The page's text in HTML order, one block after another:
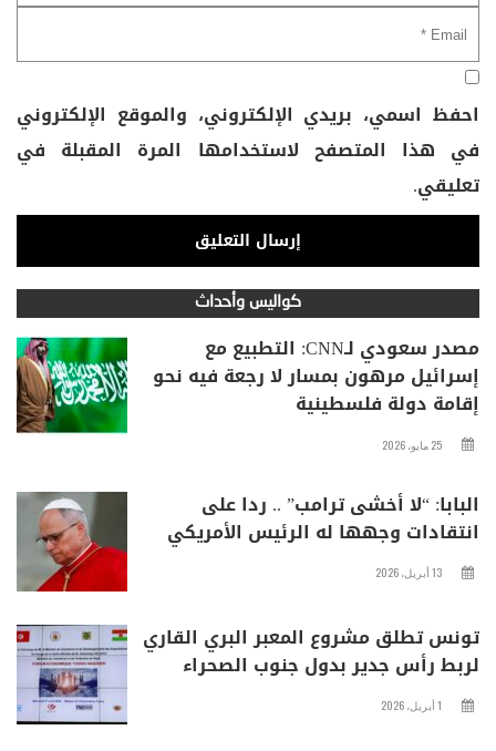
احفظ اسمي، بريدي الإلكتروني، والموقع الإلكتروني
في هذا المتصفح لاستخدامها المرة المقبلة في
تعليقي.
كواليس وأحداث
مصدر سعودي لـCNN: التطبيع مع
إسرائيل مرهون بمسار لا رجعة فيه نحو
إقامة دولة فلسطينية
25 مايو، 2026
البابا: “لا أخشى ترامب” .. ردا على
انتقادات وجهها له الرئيس الأمريكي
13 أبريل، 2026
تونس تطلق مشروع المعبر البري القاري
لربط رأس جدير بدول جنوب الصحراء
1 أبريل، 2026